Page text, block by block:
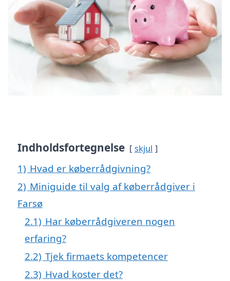
Indholdsfortegnelse skjul
1) Hvad er køberrådgivning?
2) Miniguide til valg af køberrådgiver i
Farsø
2.1) Har køberrådgiveren nogen
erfaring?
2.2) Tjek firmaets kompetencer
2.3) Hvad koster det?